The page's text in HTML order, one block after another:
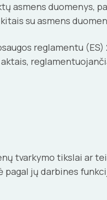
asmens duomenys,
su asmens
reglamentu
tvarkymo tikslai ar
jų darbines